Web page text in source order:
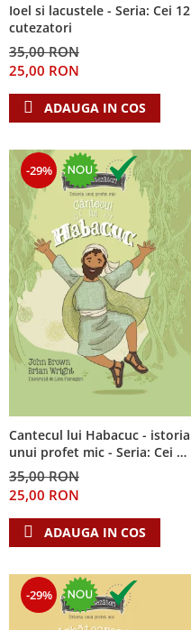
Ioel si lacustele - Seria: Cei 12
cutezatori
35,00 RON
25,00 RON
ADAUGA IN COS
-29%
Cantecul lui Habacuc - istoria
unui profet mic - Seria: Cei 12
cutezatori
35,00 RON
25,00 RON
ADAUGA IN COS
-29%